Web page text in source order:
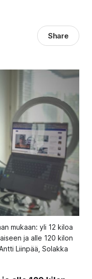
Share
mukaan: yli 12 kiloa
ja alle 120 kilon
Liinpää, Solakka